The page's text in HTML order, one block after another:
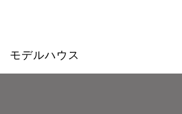
モデルハウス